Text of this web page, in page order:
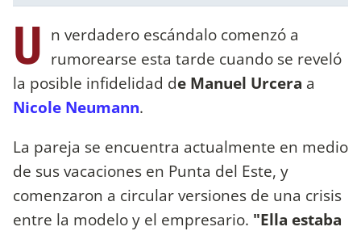
U n verdadero escándalo comenzó a
rumorearse esta tarde cuando se reveló
la posible infidelidad de Manuel Urcera a
Nicole Neumann.
La pareja se encuentra actualmente en medio
de sus vacaciones en Punta del Este, y
comenzaron a circular versiones de una crisis
entre la modelo y el empresario. "Ella estaba